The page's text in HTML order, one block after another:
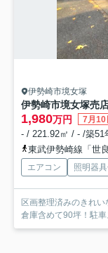
伊勢崎市境女塚
伊勢崎市境女塚売
1,980万円 7月10
- / 221.92㎡ / - /築51
東武伊勢崎線「世
エアコン 照明器
区画整理済みのきれ
倉庫含めて90坪！駐